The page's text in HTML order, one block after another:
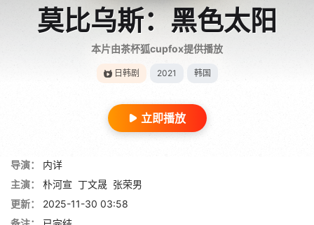
莫比乌斯：黑色太阳
本片由茶杯狐cupfox提供播放
日韩剧 2021 韩国
立即播放
导演：
内详
主演：
朴河宣 丁文晟 张荣男
更新：
2025-11-30 03:58